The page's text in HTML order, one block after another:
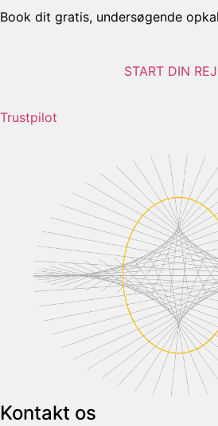
Book dit gratis, undersøgende
START DIN
Trustpilot
Kontakt os